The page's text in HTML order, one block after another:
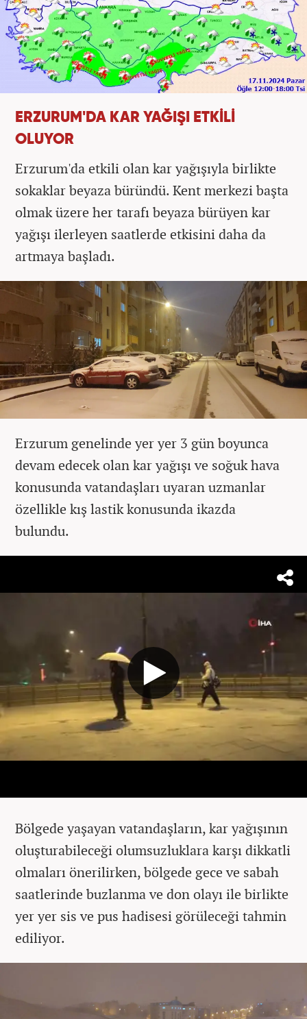
ERZURUM'DA KAR YAĞIŞI ETKİLİ
OLUYOR
Erzurum'da etkili olan kar yağışıyla birlikte
sokaklar beyaza büründü. Kent merkezi başta
olmak üzere her tarafı beyaza bürüyen kar
yağışı ilerleyen saatlerde etkisini daha da
artmaya başladı.
Erzurum genelinde yer yer 3 gün boyunca
devam edecek olan kar yağışı ve soğuk hava
konusunda vatandaşları uyaran uzmanlar
özellikle kış lastik konusunda ikazda
bulundu.
Bölgede yaşayan vatandaşların, kar yağışının
oluşturabileceği olumsuzluklara karşı dikkatli
olmaları önerilirken, bölgede gece ve sabah
saatlerinde buzlanma ve don olayı ile birlikte
yer yer sis ve pus hadisesi görüleceği tahmin
ediliyor.